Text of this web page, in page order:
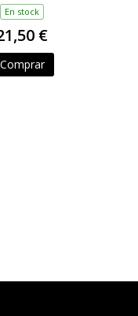
En stock
€
Comprar